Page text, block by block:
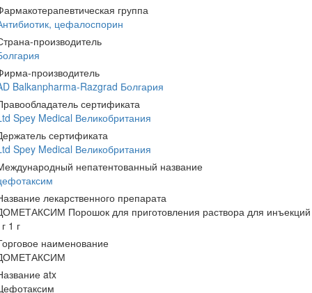
группа
цефалоспорин
производитель
производитель
Balkanpharma-Razgrad Болгария
сертификата
Spey Medical Великобритания
сертификата
Spey Medical Великобритания
непатентованный название
лекарственного препарата
Порошок для приготовления раствора для инъекций
1 г
наименование
atx